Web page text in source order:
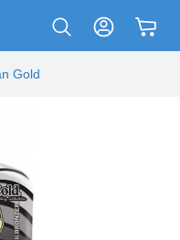
Gold